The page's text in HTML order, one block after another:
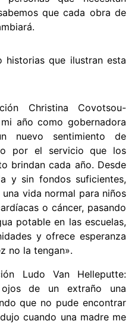
que cada obra de
historias que ilustran esta
Christina Covotsou-
año como gobernadora
nuevo sentimiento de
por el servicio que los
brindan cada año. Desde
y sin fondos suficientes,
vida normal para niños
o cáncer, pasando
potable en las escuelas,
y ofrece esperanza
no la tengan».
Ludo Van Helleputte:
de un extraño una
que no pude encontrar
cuando una madre me